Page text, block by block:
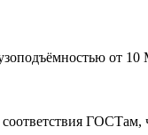
от
ГОСТам,